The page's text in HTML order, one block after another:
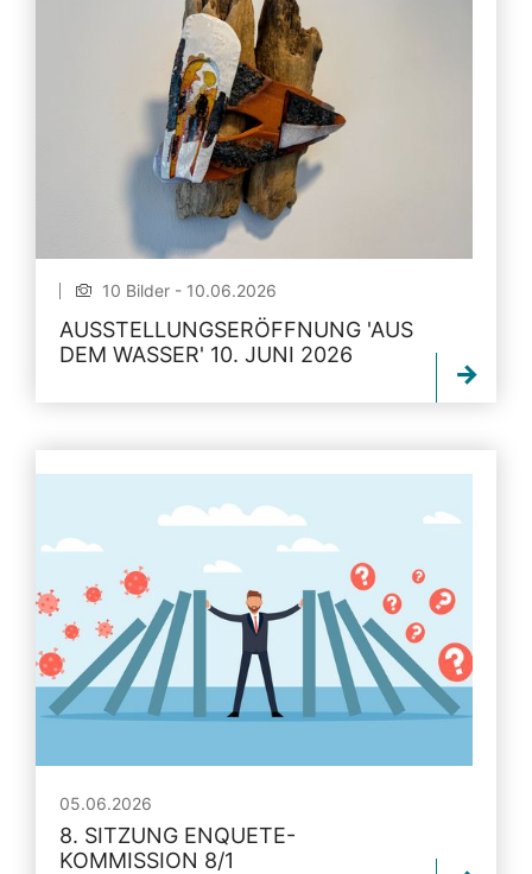
10 Bilder - 10.06.2026
AUSSTELLUNGSERÖFFNUNG 'AUS
DEM WASSER' 10. JUNI 2026
05.06.2026
8. SITZUNG ENQUETE-
KOMMISSION 8/1